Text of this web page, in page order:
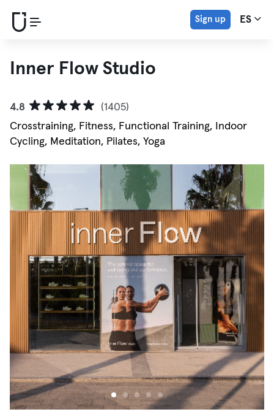
Sign up ES
Inner Flow Studio
4.8
(1405)
Crosstraining, Fitness, Functional Training, Indoor
Cycling, Meditation, Pilates, Yoga